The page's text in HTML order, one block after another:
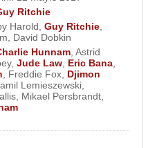
üç çocukları oldu.
Hill Setadlı genç İngiliz
merkezinde yeralan
2003’de boşandı.
Law’ın sebepsiz
doğuştan gelen
Ritchie
Harold Guy Ritchie
David Dobkin
Hunnam Astrid
, Jude Law Eric Bana
Freddie Fox Djimon
Lemieszewski
Mikael Persbrandt